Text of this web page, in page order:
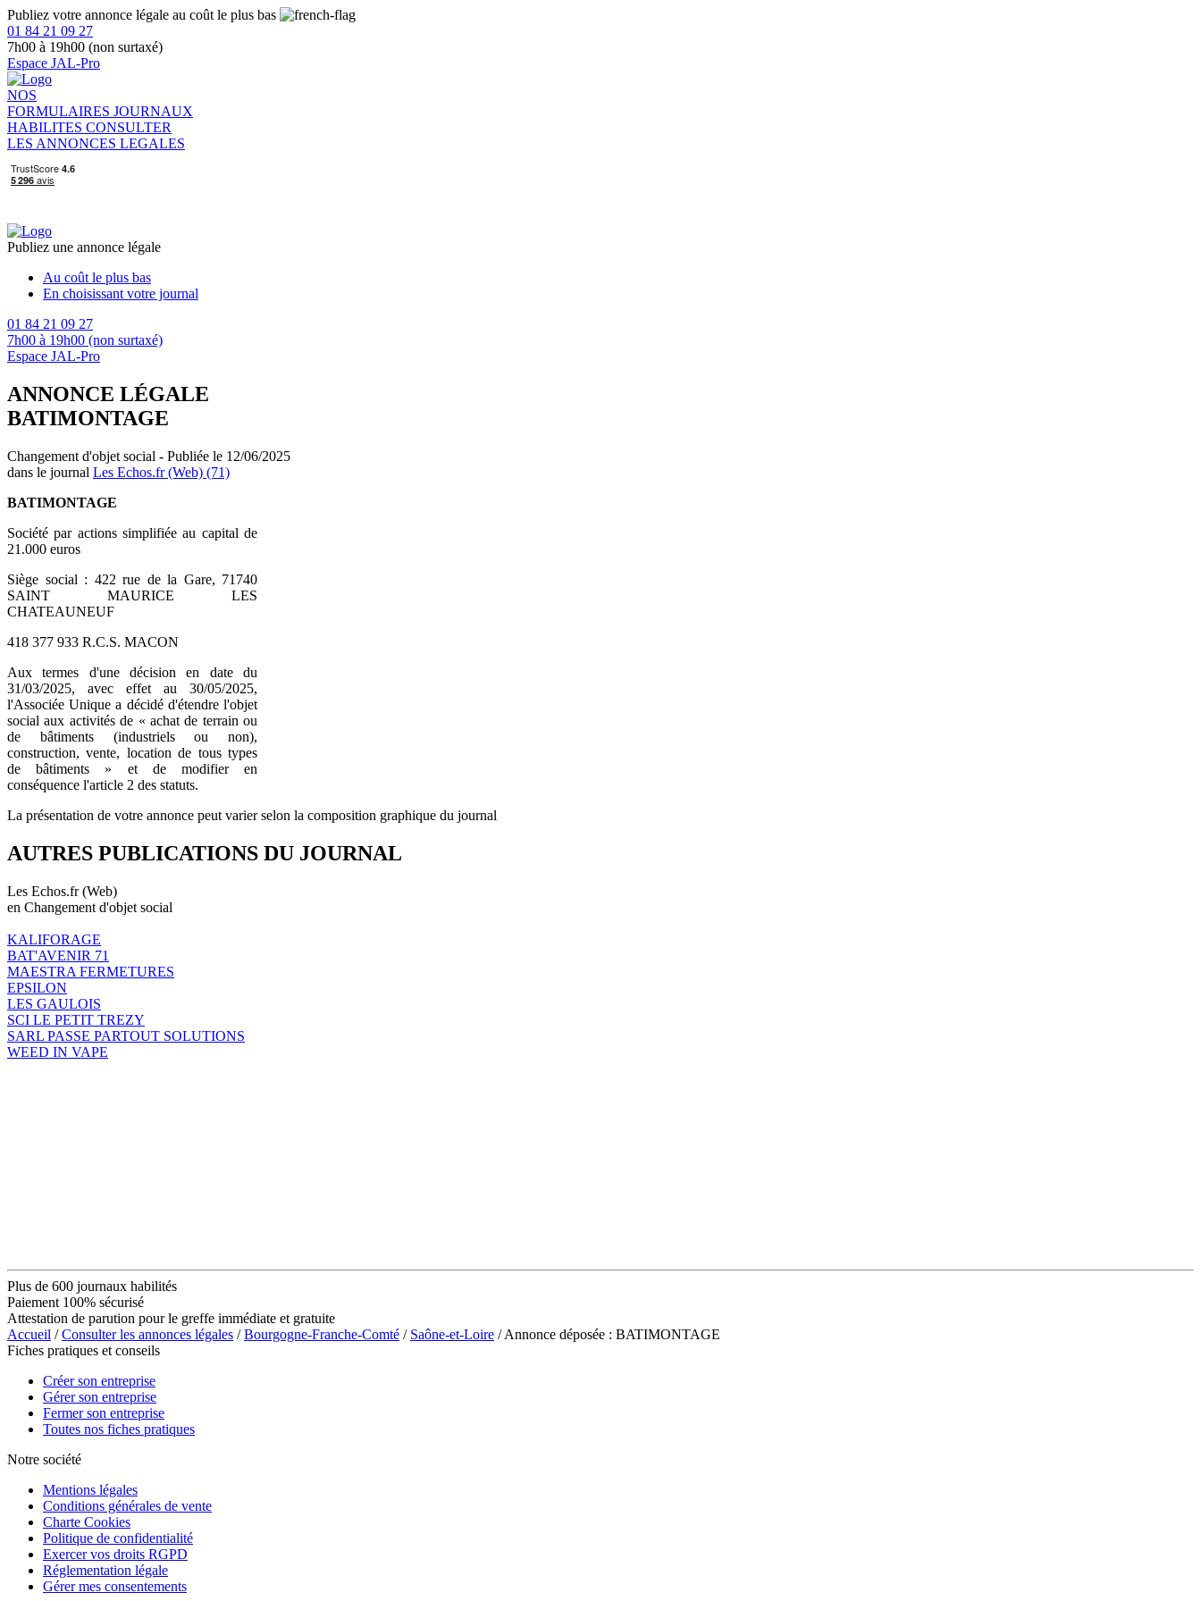
Publiez votre annonce légale au coût le plus bas
01 84 21 09 27
7h00 à 19h00 (non surtaxé)
Espace JAL-Pro
NOS
FORMULAIRES JOURNAUX
HABILITES CONSULTER
LES ANNONCES LEGALES
Publiez une annonce légale
Au coût le plus bas
En choisissant votre journal
01 84 21 09 27
7h00 à 19h00 (non surtaxé)
Espace JAL-Pro
ANNONCE LÉGALE
BATIMONTAGE
Changement d'objet social - Publiée le 12/06/2025
dans le journal Les Echos.fr (Web) (71)
BATIMONTAGE
Société par actions simplifiée au capital de
21.000 euros
Siège social : 422 rue de la Gare, 71740
SAINT MAURICE LES
CHATEAUNEUF
418 377 933 R.C.S. MACON
Aux termes d'une décision en date du
31/03/2025, avec effet au 30/05/2025,
l'Associée Unique a décidé d'étendre l'objet
social aux activités de « achat de terrain ou
de bâtiments (industriels ou non),
construction, vente, location de tous types
de bâtiments » et de modifier en
conséquence l'article 2 des statuts.
La présentation de votre annonce peut varier selon la composition graphique du journal
AUTRES PUBLICATIONS DU JOURNAL
Les Echos.fr (Web)
en Changement d'objet social
KALIFORAGE
BAT'AVENIR 71
MAESTRA FERMETURES
EPSILON
LES GAULOIS
SCI LE PETIT TREZY
SARL PASSE PARTOUT SOLUTIONS
WEED IN VAPE
Plus de 600 journaux habilités
Paiement 100% sécurisé
Attestation de parution pour le greffe immédiate et gratuite
Accueil /Consulter les annonces légales /Bourgogne-Franche-Comté / Saône-et-Loire / Annonce déposée : BATIMONTAGE
Fiches pratiques et conseils
Créer son entreprise
Gérer son entreprise
Fermer son entreprise
Toutes nos fiches pratiques
Notre société
Mentions légales
Conditions générales de vente
Charte Cookies
Politique de confidentialité
Exercer vos droits RGPD
Réglementation légale
Gérer mes consentements